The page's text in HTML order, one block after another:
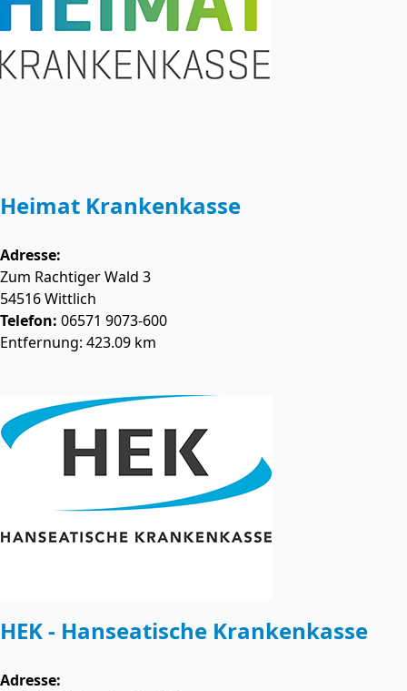
Heimat Krankenkasse
Adresse:
Zum Rachtiger Wald 3
54516Wittlich
Telefon: 06571 9073-600
Entfernung: 423.09 km
HEK - Hanseatische Krankenkasse
Adresse: